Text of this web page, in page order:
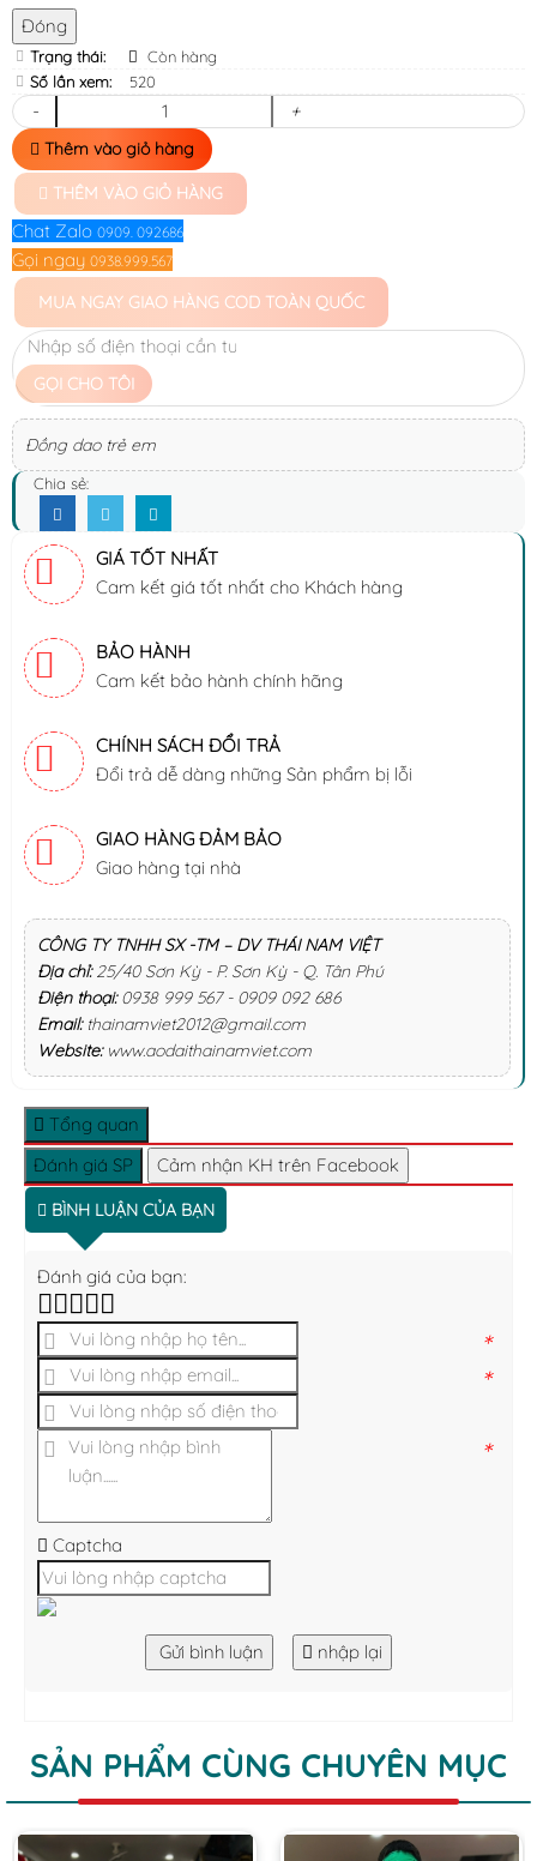
Đóng
Trạng thái:
Còn hàng
Số lần xem:
520
- +
Thêm vào giỏ hàng
THÊM VÀO GIỎ HÀNG
Chat Zalo 0909. 092686
Gọi ngay 0938.999.567
MUA NGAY GIAO HÀNG COD TOÀN QUỐC
GỌI CHO TÔI
Đồng dao trẻ em
Chia sẻ:
GIÁ TỐT NHẤT
Cam kết giá tốt nhất cho Khách hàng
BẢO HÀNH
Cam kết bảo hành chính hãng
CHÍNH SÁCH ĐỔI TRẢ
Đổi trả dễ dàng những Sản phẩm bị lỗi
GIAO HÀNG ĐẢM BẢO
Giao hàng tại nhà
CÔNG TY TNHH SX -TM – DV THÁI NAM VIỆT
Địa chỉ:25/40 Sơn Kỳ - P. Sơn Kỳ - Q. Tân Phú
Điện thoại:0938 999 567 - 0909 092 686
Email: thainamviet2012@gmail.com
Website: www.aodaithainamviet.com
Tổng quan
Đánh giá SP
Cảm nhận KH trên Facebook
BÌNH LUẬN CỦA BẠN
Đánh giá của bạn:
*
*
*
Captcha
Gửi bình luận nhập lại
SẢN PHẨM CÙNG CHUYÊN MỤC